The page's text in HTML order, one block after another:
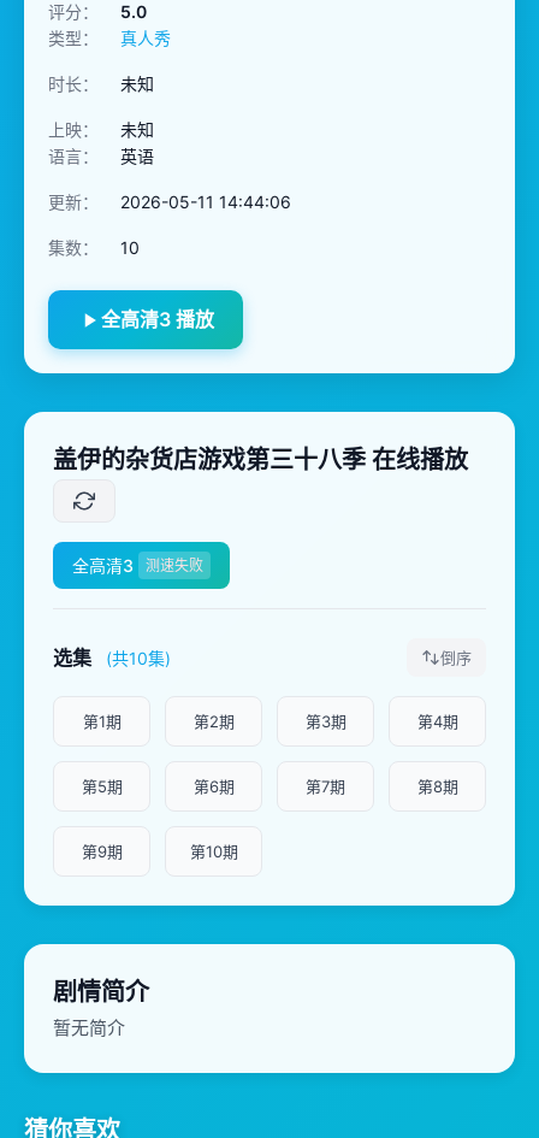
评分：
5.0
类型：
真人秀
时长： 未知
上映：
未知
语言：
英语
更新： 2026-05-11 14:44:06
集数： 10
全高清3 播放
盖伊的杂货店游戏第三十八季 在线播放
全高清3 测速失败
选集 (共10集) 倒序
第1期 第2期 第3期 第4期
第5期 第6期 第7期 第8期
第9期 第10期
剧情简介
暂无简介
猜你喜欢